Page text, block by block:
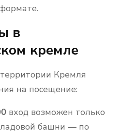
в
кремле
Кремля
на посещение:
вход возможен только
башни — по